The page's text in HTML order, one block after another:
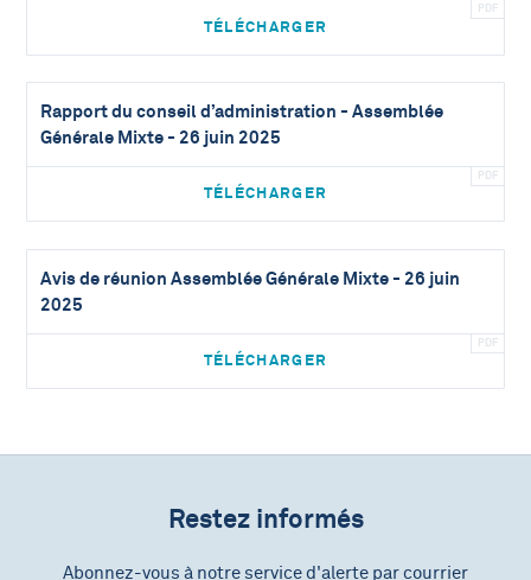
TÉLÉCHARGER
Rapport du conseil d’administration - Assemblée
Générale Mixte - 26 juin 2025
TÉLÉCHARGER
Avis de réunion Assemblée Générale Mixte - 26 juin
2025
TÉLÉCHARGER
Restez informés
Abonnez-vous à notre service d'alerte par courrier